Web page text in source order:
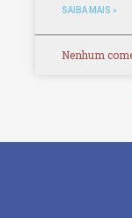
SAIBA MAIS »
Nenhum